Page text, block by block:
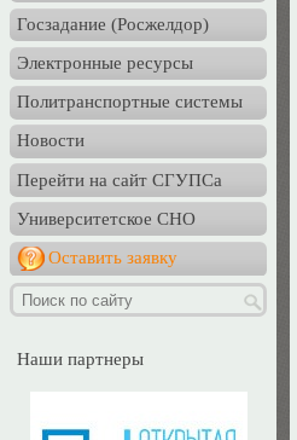
Госзадание (Росжелдор)
Электронные ресурсы
Политранспортные системы
Новости
Перейти на сайт СГУПСа
Университетское СНО
Оставить заявку
Наши партнеры